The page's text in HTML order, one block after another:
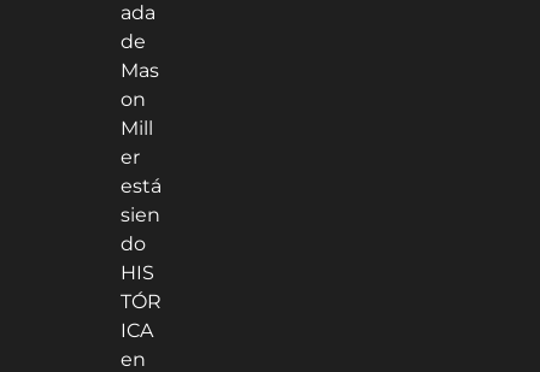
ada
de
Mas
on
Mill
er
está
sien
do
HIS
TÓR
ICA
en